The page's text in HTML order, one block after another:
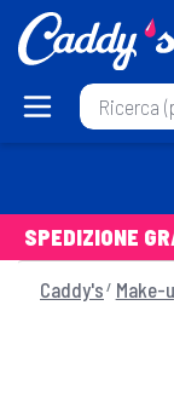
SPEDIZIONE
Caddy's Make-